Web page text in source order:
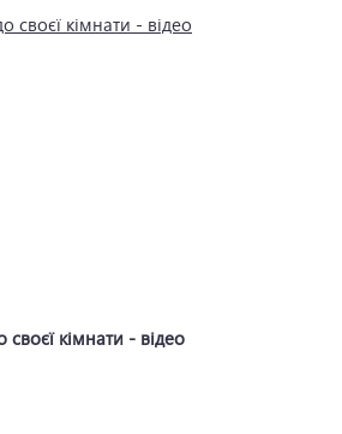
кімнати - відео